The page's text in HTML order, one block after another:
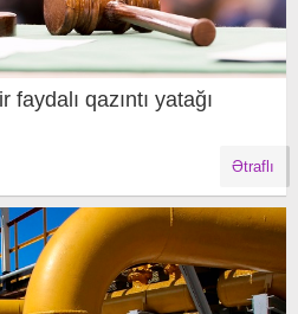
qazıntı yatağı
Ətraflı